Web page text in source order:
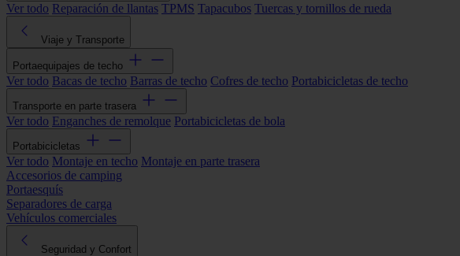
Ver todo Reparación de llantas TPMS Tapacubos Tuercas y tornillos de rueda
Viaje y Transporte
Portaequipajes de techo
Ver todo Bacas de techo Barras de techo Cofres de techo Portabicicletas de techo
Transporte en parte trasera
Ver todo Enganches de remolque Portabicicletas de bola
Portabicicletas
Ver todo Montaje en techo Montaje en parte trasera
Accesorios de camping
Portaesquís
Separadores de carga
Vehículos comerciales
Seguridad y Confort